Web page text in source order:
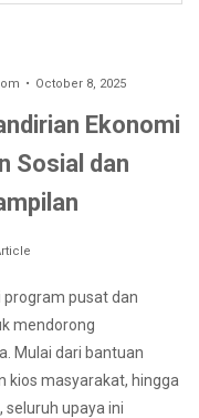
October 8, 2025
Ekonomi
Sosial dan
pusat dan
mendorong
Mulai dari bantuan
kios masyarakat, hingga
upaya ini